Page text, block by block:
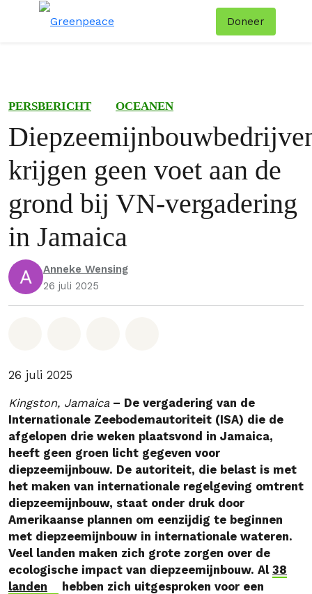
Doneer
PERSBERICHT OCEANEN
krijgen geen voet aan de
grond bij VN-vergadering
in Jamaica
Anneke Wensing
26 juli 2025
26 juli 2025
Kingston, Jamaica– De vergadering van de
Internationale Zeebodemautoriteit (ISA) die de
afgelopen drie weken plaatsvond in Jamaica,
heeft geen groen licht gegeven voor
diepzeemijnbouw. De autoriteit, die belast is met
het maken van internationale regelgeving omtrent
diepzeemijnbouw, staat onder druk door
Amerikaanse plannen om eenzijdig te beginnen
met diepzeemijnbouw in internationale wateren.
Veel landen maken zich grote zorgen over de
ecologische impact van diepzeemijnbouw. Al 38
landen
hebben zich uitgesproken voor een